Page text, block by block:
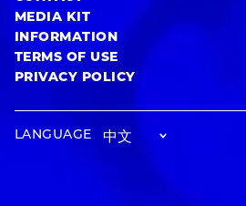
MEDIA KIT
INFORMATION
TERMS OF USE
PRIVACY POLICY
LANGUAGE